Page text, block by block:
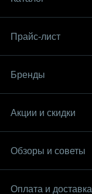
Прайс-лист
Бренды
Акции и скидки
Обзоры и советы
Оплата и доставка